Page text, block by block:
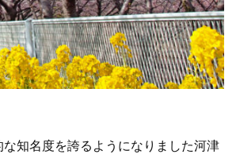
知名度を誇るようになりました河津